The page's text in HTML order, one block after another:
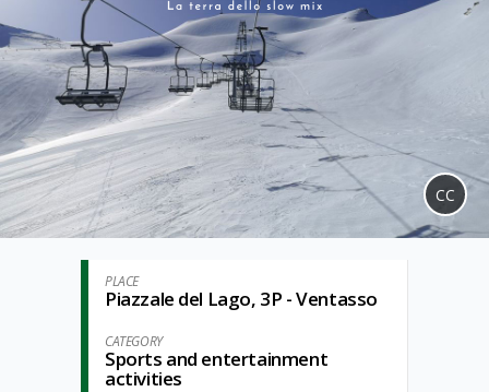
CC
PLACE
Piazzale del Lago, 3P - Ventasso
CATEGORY
Sports and entertainment
activities